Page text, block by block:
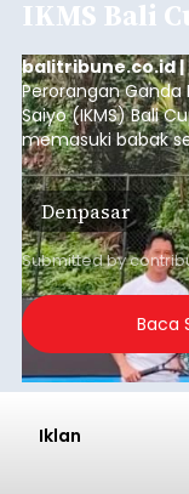
IKMS Bali
balitribune.co.id |
Perorangan Ganda
Saiyo (IKMS) Bali
memasuki babak
mewarnai babak
Lapangan Tenis
9 Agustus 2026.
Denpasar
Submitted by
Baca
Iklan